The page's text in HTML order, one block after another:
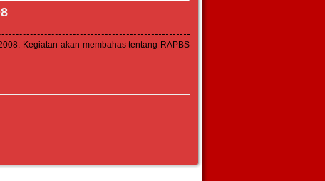
Kegiatan akan membahas tentang RAPBS